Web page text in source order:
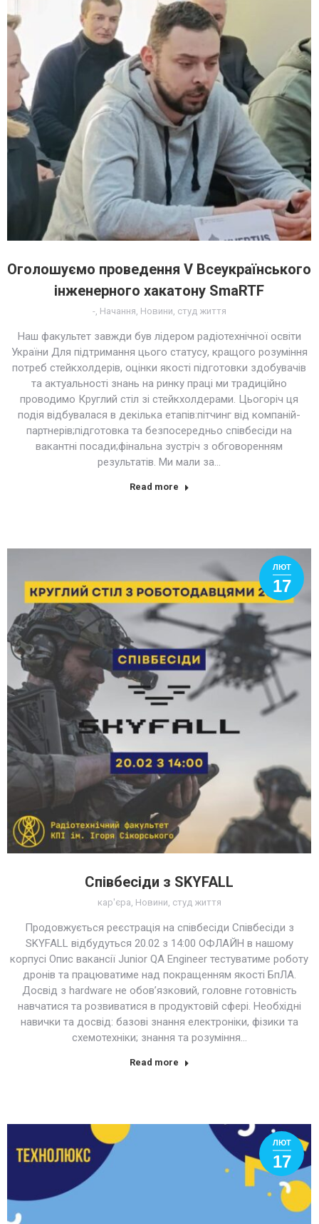
Оголошуємо проведення V Всеукраїнського
інженерного хакатону SmaRTF
-, Начання, Новини, студ життя
Наш факультет завжди був лідером радіотехнічної освіти
України Для підтримання цього статусу, кращого розуміння
потреб стейкхолдерів, оцінки якості підготовки здобувачів
та актуальності знань на ринку праці ми традиційно
проводимо Круглий стіл зі стейкхолдерами. Цьогоріч ця
подія відбувалася в декілька етапів:пітчинг від компаній-
партнерів;підготовка та безпосередньо співбесіди на
вакантні посади;фінальна зустріч з обговоренням
результатів. Ми мали за…
Read more
ЛЮТ
17
Співбесіди з SKYFALL
кар'єра, Новини, студ життя
Продовжується реєстрація на співбесіди Співбесіди з
SKYFALL відбудуться 20.02 з 14:00 ОФЛАЙН в нашому
корпусі Опис вакансії Junior QA Engineer тестуватиме роботу
дронів та працюватиме над покращенням якості БпЛА.
Досвід з hardware не обов’язковий, головне готовність
навчатися та розвиватися в продуктовій сфері. Необхідні
навички та досвід: базові знання електроніки, фізики та
схемотехніки; знання та розуміння…
Read more
ЛЮТ
17